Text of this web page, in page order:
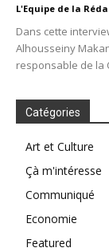
L'Equipe de la
Dans cette
Alhousseiny
responsable de la
Catégories
Art et Culture
Çà m'intéresse
Communiqué
Economie
Featured